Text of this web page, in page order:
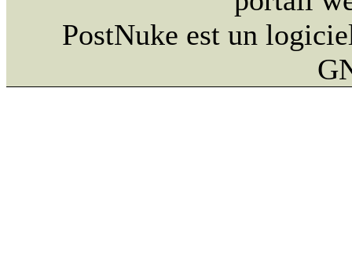
PostNuke est un